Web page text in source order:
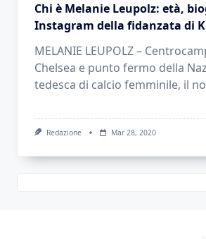
Chi è Melanie Leupolz: età,
Instagram della fidanzata di
MELANIE LEUPOLZ –
Chelsea e punto fermo della
tedesca di calcio femminile, il
Redazione Mar 28, 2020